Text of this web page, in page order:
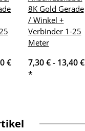
€
8K Gold Gerade
/ Winkel +
Verbinder 1-25
Meter
7,30 € - 13,40 €
*